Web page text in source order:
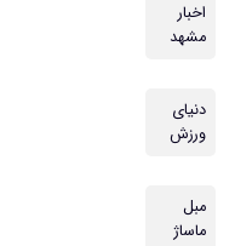
اخبار
مشهد
دنیای
ورزش
مبل
ماساژ